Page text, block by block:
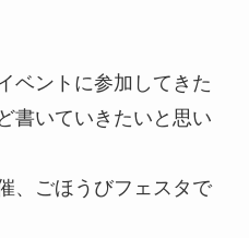
ベントに参加してきた
書いていきたいと思い
、ごほうびフェスタで